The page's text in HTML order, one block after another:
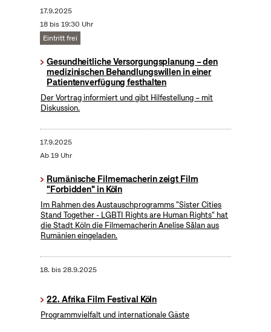
17.9.2025
18 bis 19:30 Uhr
Eintritt frei
Gesundheitliche Versorgungsplanung – den
medizinischen Behandlungswillen in einer
Patientenverfügung festhalten
Der Vortrag informiert und gibt Hilfestellung – mit
Diskussion.
17.9.2025
Ab 19 Uhr
Rumänische Filmemacherin zeigt Film
"Forbidden" in Köln
Im Rahmen des Austauschprogramms "Sister Cities
Stand Together - LGBTI Rights are Human Rights" hat
die Stadt Köln die Filmemacherin Anelise Sălan aus
Rumänien eingeladen.
18. bis28.9.2025
22. Afrika Film Festival Köln
Programmvielfalt und internationale Gäste